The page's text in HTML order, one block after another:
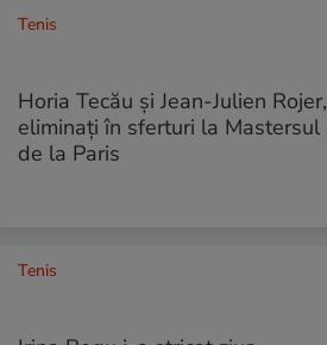
Tenis
Horia Tecău şi Jean-Julien Rojer,
eliminaţi în sferturi la Mastersul
de la Paris
Tenis